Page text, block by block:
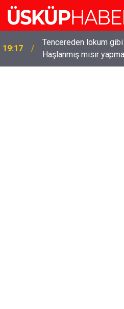
19:17
Tencereden lokum gibi
Haşlanmış mısır